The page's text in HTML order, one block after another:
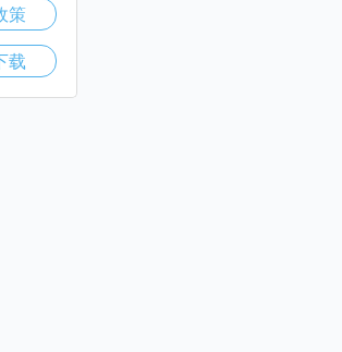
策
载